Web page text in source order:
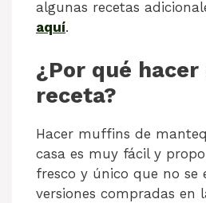
algunas recetas
aquí.
¿Por qué hacer
receta?
Hacer muffins de
casa es muy fácil y
fresco y único que no se
versiones compradas en